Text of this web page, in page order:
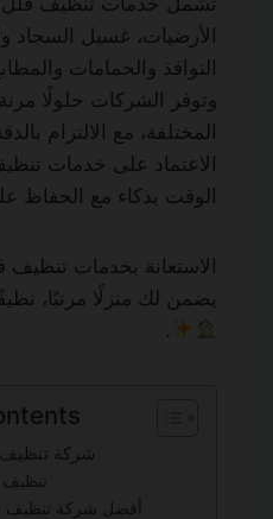
الأرضيات، غسيل السجاد
النوافذ والحمامات
وتوفر الشركات حلولًا
المختلفة، مع الالتزام
الاعتماد على خدمات
الوقت بذكاء مع الحفاظ
الاستعانة بخدمات
يضمن لك منزلًا مرتبًا،
.
شركة تنظيف
تنظيف
أفضل شركة تنظيف